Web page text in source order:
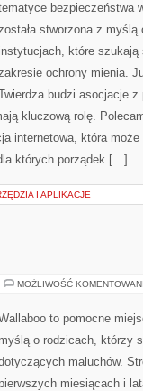
bezpieczeństwa
stworzona z
instytucjach, które szukają
ochrony mienia.
budzi asocjacje
kluczową rolę.
internetowa, która
których porządek […]
I APLIKACJE
MOŻLIWOŚĆ
to pomocne
myślą o rodzicach, którzy
maluchów.
miesiącach i